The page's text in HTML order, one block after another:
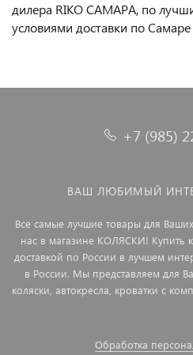
дилера RIKO САМАРА, по
условиями доставки по
+7 (985)
ВАШ ЛЮБИМЫЙ
Все самые лучшие товары для
нас в магазине КОЛЯСКИ! Купить
доставкой по России в лучшем
в России. Мы представляем для
коляски, автокресла, кроватки с
Обработка